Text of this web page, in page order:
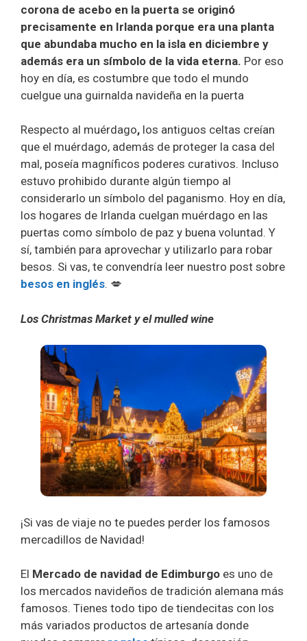
corona de acebo en la puerta se originó
precisamente en Irlanda porque era una planta
que abundaba mucho en la isla en diciembre y
además era un símbolo de la vida eterna. Por eso
hoy en día, es costumbre que todo el mundo
cuelgue una guirnalda navideña en la puerta
Respecto al muérdago, los antiguos celtas creían
que el muérdago, además de proteger la casa del
mal, poseía magníficos poderes curativos. Incluso
estuvo prohibido durante algún tiempo al
considerarlo un símbolo del paganismo. Hoy en día,
los hogares de Irlanda cuelgan muérdago en las
puertas como símbolo de paz y buena voluntad. Y
sí, también para aprovechar y utilizarlo para robar
besos. Si vas, te convendría leer nuestro post sobre
besos en inglés. 💋
Los Christmas Market y el mulled wine
¡Si vas de viaje no te puedes perder los famosos
mercadillos de Navidad!
El Mercado de navidad de Edimburgo es uno de
los mercados navideños de tradición alemana más
famosos. Tienes todo tipo de tiendecitas con los
más variados productos de artesanía donde